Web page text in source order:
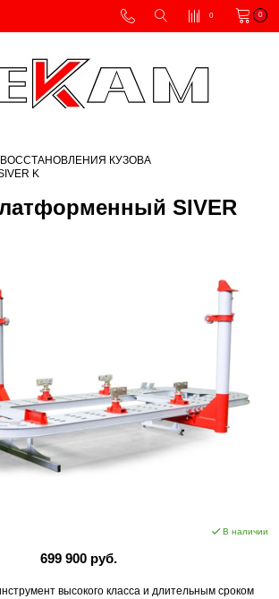
0 0
КУЗОВА
K
SIVER
В наличии
699 900 руб.
высокого класса и длительным сроком